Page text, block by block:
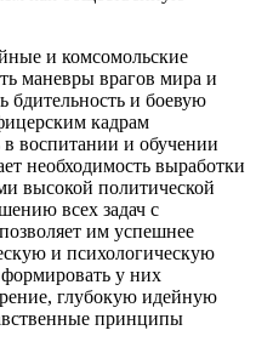
и комсомольские
маневры врагов мира и
бдительность и боевую
кадрам
в воспитании и обучении
необходимость выработки
высокой политической
всех задач с
им успешнее
и психологическую
у них
глубокую идейную
принципы